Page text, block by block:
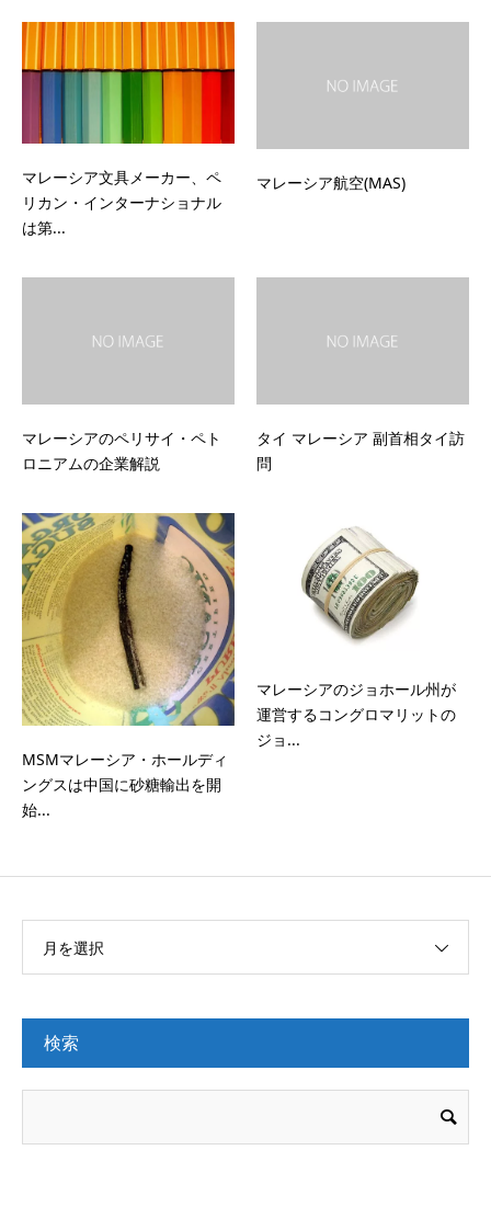
マレーシア文具メーカー、ペ
リカン・インターナショナル
は第...
マレーシア航空(MAS)
マレーシアのペリサイ・ペト
ロニアムの企業解説
タイ マレーシア 副首相タイ訪
問
MSMマレーシア・ホールディ
ングスは中国に砂糖輸出を開
始...
マレーシアのジョホール州が
運営するコングロマリットの
ジョ...
月を選択
検索